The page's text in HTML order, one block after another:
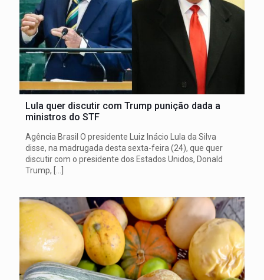
Lula quer discutir com Trump punição dada a
ministros do STF
Agência Brasil O presidente Luiz Inácio Lula da Silva
disse, na madrugada desta sexta-feira (24), que quer
discutir com o presidente dos Estados Unidos, Donald
Trump, […]